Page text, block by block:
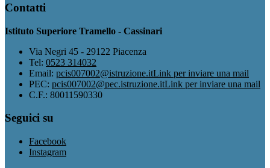
Contatti
Istituto Superiore Tramello - Cassinari
Via Negri 45 - 29122 Piacenza
Tel: 0523 314032
Email: pcis007002@istruzione.itLink per inviare una mail
PEC: pcis007002@pec.istruzione.itLink per inviare una mail
C.F.: 80011590330
Seguici su
Facebook
Instagram